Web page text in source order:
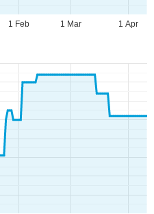
1 Feb 1 Mar 1 Apr